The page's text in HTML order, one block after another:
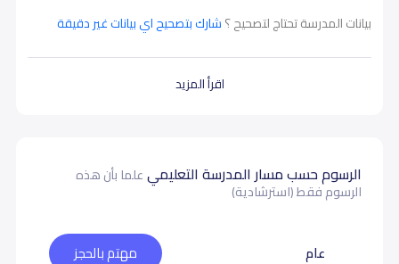
اقرأ المزيد
بيانات المدرسة تحتاج لتصحيح ؟شارك بتصحيح اي بيانات غير دقيقة
الرسوم حسب مسار المدرسة التعليميعلما بأن هذه
الرسوم فقط (استرشادية)
عام مهتم بالحجز